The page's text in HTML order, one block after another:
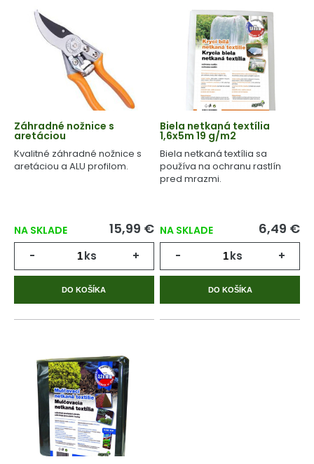
Záhradné nožnice s
aretáciou
Kvalitné záhradné nožnice s
aretáciou a ALU profilom.
NA SKLADE 15,99 €
- ks +
DO KOŠÍKA
Biela netkaná textília
1,6x5m 19 g/m2
Biela netkaná textília sa
používa na ochranu rastlín
pred mrazmi.
NA SKLADE 6,49 €
- ks +
DO KOŠÍKA